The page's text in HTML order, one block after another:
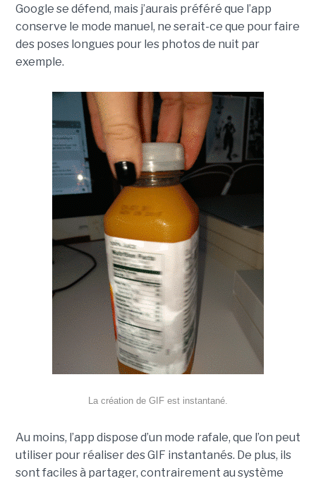
Google se défend, mais j’aurais préféré que l’app
conserve le mode manuel, ne serait-ce que pour faire
des poses longues pour les photos de nuit par
exemple.
La création de GIF est instantané.
Au moins, l’app dispose d’un mode rafale, que l’on peut
utiliser pour réaliser des GIF instantanés. De plus, ils
sont faciles à partager, contrairement au système